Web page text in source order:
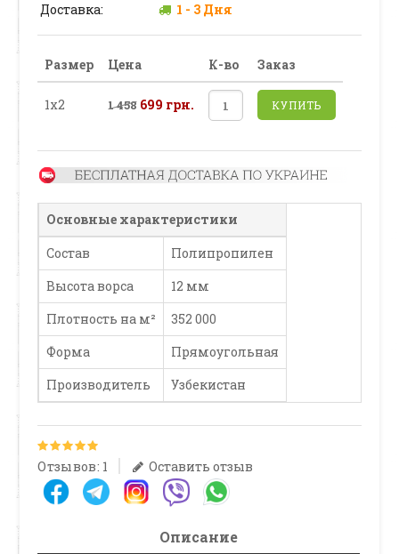
Доставка:
1 - 3 Дня
Размер Цена К-во Заказ
1х2 1 458 699 грн. КУПИТЬ
Основные характеристики
Состав
Полипропилен
Высота ворса
12 мм
Плотность на м²
352 000
Форма
Прямоугольная
Производитель
Узбекистан
Отзывов: 1 Оставить отзыв
Описание